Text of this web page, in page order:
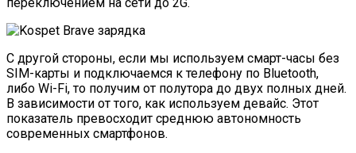
С другой стороны, если мы используем смарт-часы без
SIM-карты и подключаемся к телефону по Bluetooth,
либо Wi-Fi, то получим от полутора до двух полных дней.
В зависимости от того, как используем девайс. Этот
показатель превосходит среднюю автономность
современных смартфонов.